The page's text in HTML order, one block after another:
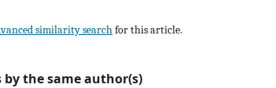
similarity searchfor this article.
the same author(s)